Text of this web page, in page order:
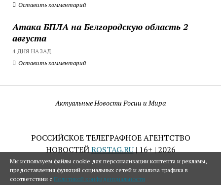
Оставить комментарий
Атака БПЛА на Белгородскую область 2
августа
4 ДНЯ НАЗАД
Оставить комментарий
Актуальные Новости Росии и Мира
РОССИЙСКОЕ ТЕЛЕГРАФНОЕ АГЕНТСТВО
НОВОСТЕЙROSTAG.RU| 16+ | 2026
Мы используем файлы cookie для персонализации контента и рекламы,
предоставления функций социальных сетей и анализа трафика в
соответствии с Политикой конфиденциальности